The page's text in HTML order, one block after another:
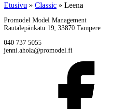
Etusivu » Classic » Leena
Promodel Model Management
Rautalepänkatu 19, 33870 Tampere
040 737 5055
jenni.ahola@promodel.fi